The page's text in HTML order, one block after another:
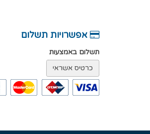
אפשרויות תשלום
תשלום באמצעות